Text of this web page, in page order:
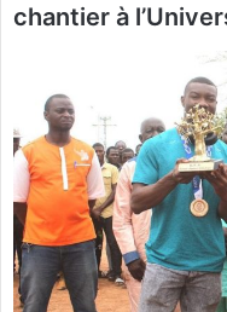
chantier à